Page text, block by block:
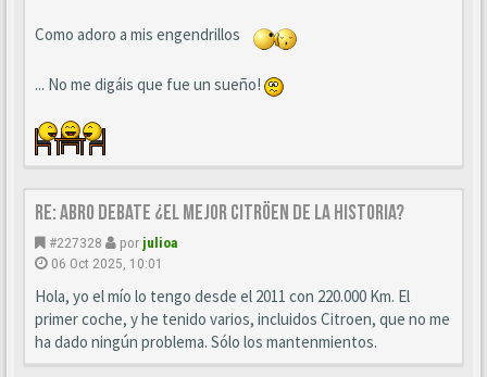
Como adoro a mis engendrillos
... No me digáis que fue un sueño!
Re: ABRO DEBATE ¿EL MEJOR CITRÖEN DE LA HISTORIA?
#227328 por julioa
06 Oct 2025, 10:01
Hola, yo el mío lo tengo desde el 2011 con 220.000 Km. El
primer coche, y he tenido varios, incluidos Citroen, que no me
ha dado ningún problema. Sólo los mantenmientos.